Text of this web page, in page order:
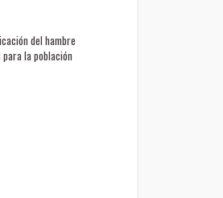
del hambre
la población